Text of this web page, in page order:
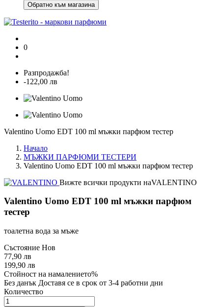
Обратно към магазина
0
Разпродажба!
-122,00 лв
Valentino Uomo EDT 100 ml мъжки парфюм тестер
Начало
МЪЖКИ ПАРФЮМИ ТЕСТЕРИ
Valentino Uomo EDT 100 ml мъжки парфюм тестер
Вижте всички продукти наVALENTINO
Valentino Uomo EDT 100 ml мъжки парфюм
тестер
тоалетна вода за мъже
Състояние Нов
77,90 лв
199,90 лв
Стойност на намалението%
Без данък Доставя се в срок от 3-4 работни дни
Количество